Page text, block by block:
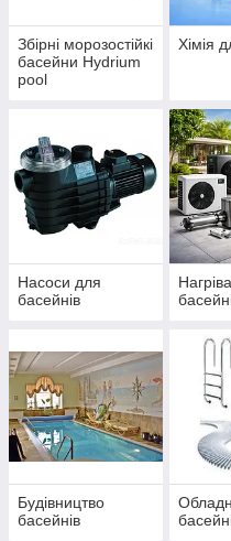
Збірні морозостійкі
басейни Hydrium
pool
Хімія
Насоси для
басейнів
Будівництво
басейнів